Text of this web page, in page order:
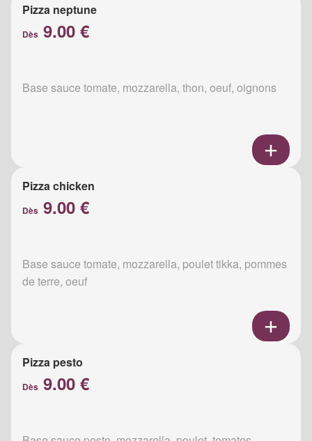
Pizza neptune
Dès 9.00 €
Base sauce tomate, mozzarella, thon, oeuf, oignons
Pizza chicken
Dès 9.00 €
Base sauce tomate, mozzarella, poulet tikka, pommes
de terre, oeuf
Pizza pesto
Dès 9.00 €